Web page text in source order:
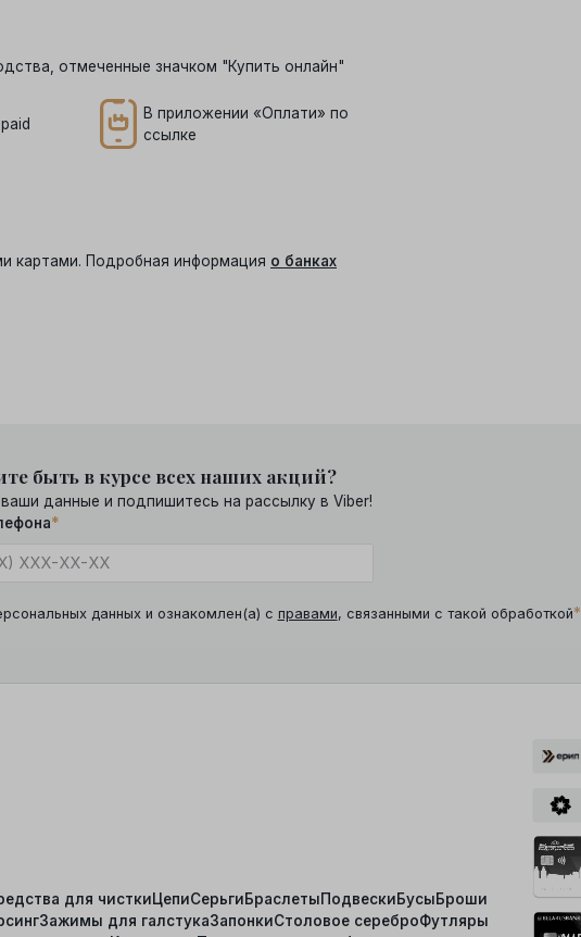
отмеченные значком "Купить онлайн"
В приложении «Оплати» по
ссылке
картами. Подробная информация о банках
быть в курсе всех наших акций?
данные и подпишитесь на рассылку в Viber!
*
данных и ознакомлен(а) с правами, связанными с такой обработкой*
для чисткиЦепиСерьгиБраслетыПодвескиБусыБроши
Зажимы для галстукаЗапонкиСтоловое сереброФутляры